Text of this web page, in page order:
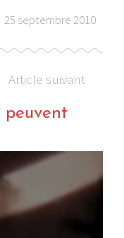
25 septembre 2010
Article suivant